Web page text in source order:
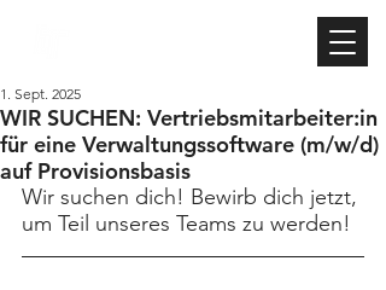
WIR SUCHEN: Vertriebsmitarbeiter:in
für eine Verwaltungssoftware (m/w/d)
auf Provisionsbasis
1. Sept. 2025
Wir suchen dich! Bewirb dich jetzt,
um Teil unseres Teams zu werden!